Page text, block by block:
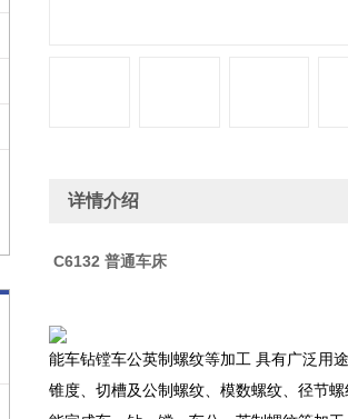
详情介绍
C6132 普通车床
能车钻镗车公英制螺纹等加工 具有广泛用
锥度、切槽及公制螺纹、模数螺纹、径节